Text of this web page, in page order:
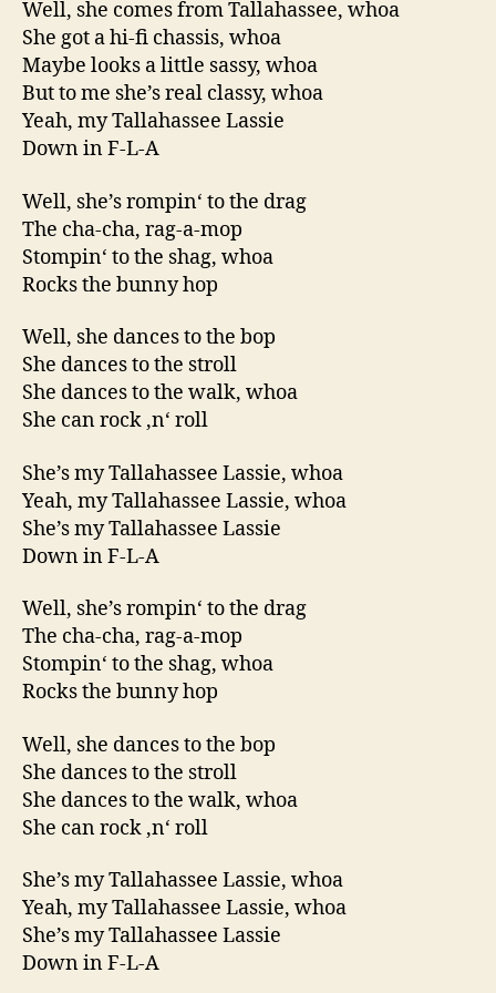
Well, she comes from Tallahassee, whoa
She got a hi-fi chassis, whoa
Maybe looks a little sassy, whoa
But to me she’s real classy, whoa
Yeah, my Tallahassee Lassie
Down in F-L-A
Well, she’s rompin‘ to the drag
The cha-cha, rag-a-mop
Stompin‘ to the shag, whoa
Rocks the bunny hop
Well, she dances to the bop
She dances to the stroll
She dances to the walk, whoa
She can rock ‚n‘ roll
She’s my Tallahassee Lassie, whoa
Yeah, my Tallahassee Lassie, whoa
She’s my Tallahassee Lassie
Down in F-L-A
Well, she’s rompin‘ to the drag
The cha-cha, rag-a-mop
Stompin‘ to the shag, whoa
Rocks the bunny hop
Well, she dances to the bop
She dances to the stroll
She dances to the walk, whoa
She can rock ‚n‘ roll
She’s my Tallahassee Lassie, whoa
Yeah, my Tallahassee Lassie, whoa
She’s my Tallahassee Lassie
Down in F-L-A